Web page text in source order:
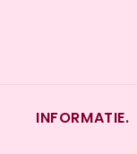
INFORMATIE.